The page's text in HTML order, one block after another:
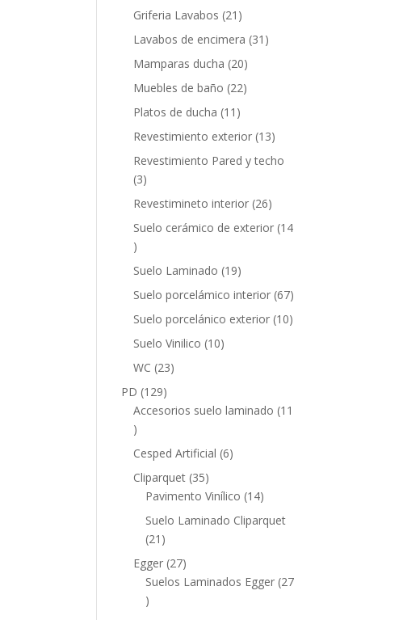
productos
Griferia Lavabos 21 21
productos
Lavabos de encimera 31 31
Mamparas ducha 2020
productos
Muebles de baño 2222
Platos de ducha 11 11
productos
Revestimiento exterior 1313
productos
Revestimiento Pared y techo
33
productos
Revestimineto interior 2626
productos
Suelo cerámico de exterior 14
14
productos
Suelo Laminado 1919
productos
Suelo porcelámico interior 6767
productos
Suelo porcelánico exterior 1010
Suelo Vinilico 1010
WC 2323
PD 129129
productos
Accesorios suelo laminado 11
11
productos
Cesped Artificial 66
Cliparquet 3535
productos
Pavimento Vinílico 1414
productos
Suelo Laminado Cliparquet
21 21
productos
Egger 2727
productos
Suelos Laminados Egger 27
27